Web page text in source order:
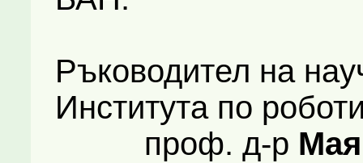
Ръководител на
Института по
проф. д-р